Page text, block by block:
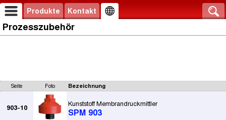
Produkte Kontakt
Prozesszubehör
Seite Foto Bezeichnung
903-10
Kunststoff Membrandruckmittler
SPM 903